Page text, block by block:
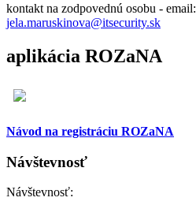
kontakt na zodpovednú osobu - email:
jela.maruskinova@itsecurity.sk
aplikácia ROZaNA
Návod na registráciu ROZaNA
Návštevnosť
Návštevnosť: